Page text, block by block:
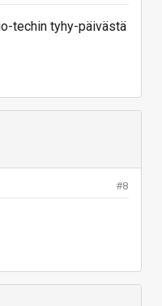
techin tyhy-päivästä
#8